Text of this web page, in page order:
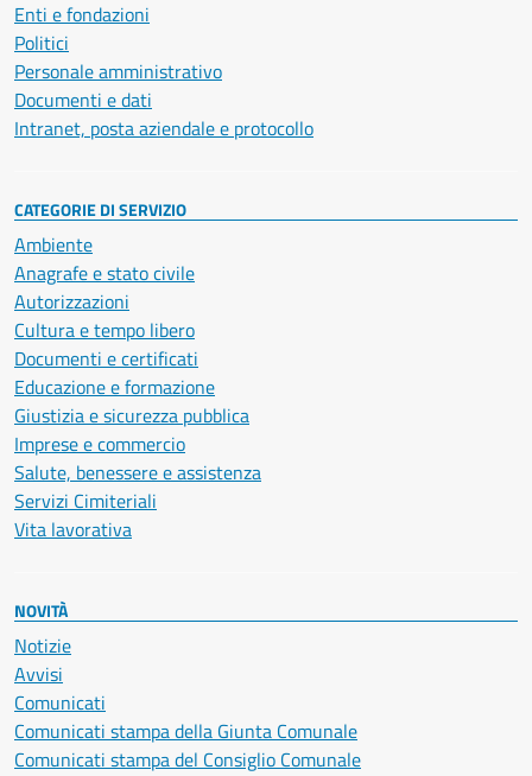
Enti e fondazioni
Politici
Personale amministrativo
Documenti e dati
Intranet, posta aziendale e protocollo
CATEGORIE DI SERVIZIO
Ambiente
Anagrafe e stato civile
Autorizzazioni
Cultura e tempo libero
Documenti e certificati
Educazione e formazione
Giustizia e sicurezza pubblica
Imprese e commercio
Salute, benessere e assistenza
Servizi Cimiteriali
Vita lavorativa
NOVITÀ
Notizie
Avvisi
Comunicati
Comunicati stampa della Giunta Comunale
Comunicati stampa del Consiglio Comunale